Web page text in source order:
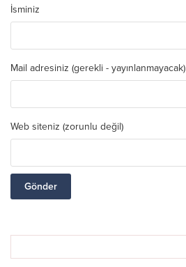
İsminiz
Mail adresiniz (gerekli - yayınlanmayacak)
Web siteniz (zorunlu değil)